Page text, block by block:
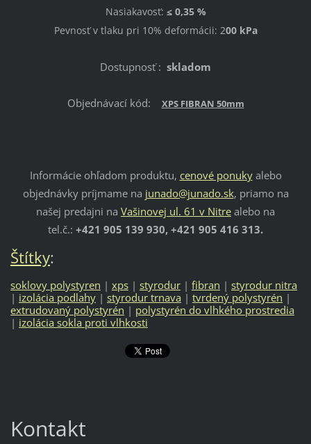
Nasiakavosť: ≤ 0,35 %
Pevnosť v tlaku pri 10% deformácii: 200 kPa
Dostupnosť : skladom
Objednávací kód: XPS FIBRAN 50mm
Informácie ohľadom produktu, cenové ponukyalebo
objednávky príjmame na junado@junado.sk, priamo na
našej predajni na Vašinovej ul. 61 v Nitre alebo na
tel.č.: +421 905 139 930, +421 905 416 313.
Štítky:
soklovy polystyren | xps | styrodur | fibran | styrodur nitra
| izolácia podlahy | styrodur trnava | tvrdený polystyrén |
extrudovaný polystyrén | polystyrén do vlhkého prostredia
| izolácia sokla proti vlhkosti
Kontakt